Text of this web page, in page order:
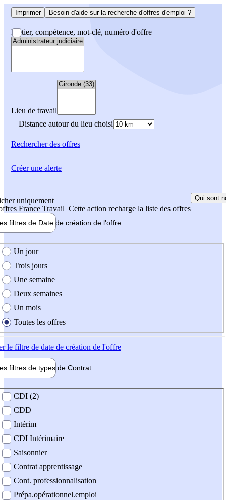
Imprimer Besoin d'aide sur la recherche d'offres d'emploi ?
Métier, compétence, mot-clé, numéro d'offre
Lieu de travail
Distance autour du lieu choisi
Rechercherdes offres
uniquement
France Travail Cette action recharge la liste des offres
Qui sont
filtres de Date de création de l'offre
création de l'offre
Un jour
Trois jours
Une semaine
Deux semaines
Un mois
Toutes les offres
le filtre de date de création de l'offre
filtres de types de Contrat
contrat
CDI (2)
CDD
Intérim
CDI Intérimaire
Saisonnier
Contrat apprentissage
Cont. professionnalisation
Prépa.opérationnel.emploi
Créer une alerte